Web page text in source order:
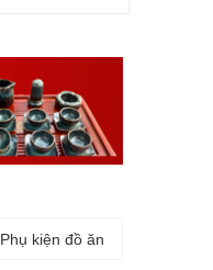
Phụ kiện đồ ăn